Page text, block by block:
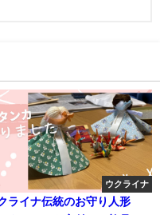
ウクライナ
ライナ伝統のお守り人形